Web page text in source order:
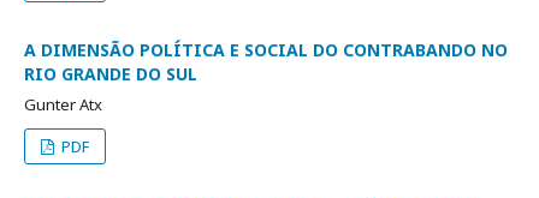
A DIMENSÃO POLÍTICA E SOCIAL DO CONTRABANDO NO
RIO GRANDE DO SUL
Gunter Atx
PDF